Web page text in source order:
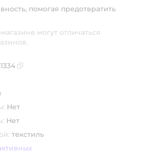
помогая предотвратить
могут отличаться
Нет
Нет
текстиль